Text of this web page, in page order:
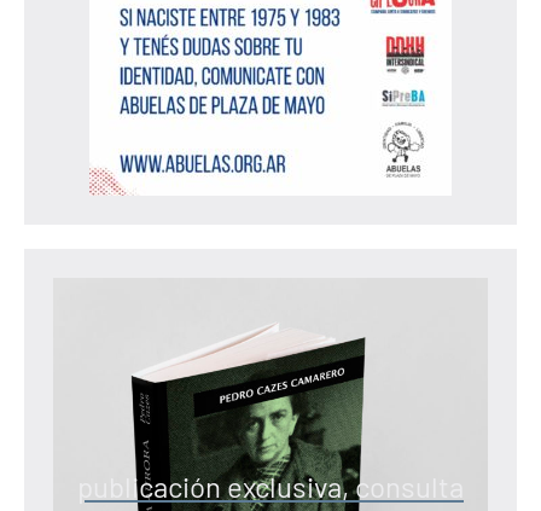
publicación exclusiva, consulta